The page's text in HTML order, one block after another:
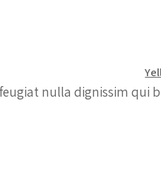
nulla dignissim